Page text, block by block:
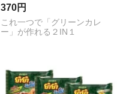
370円
これ一つで「グリーンカレ
ー」が作れる２IN１